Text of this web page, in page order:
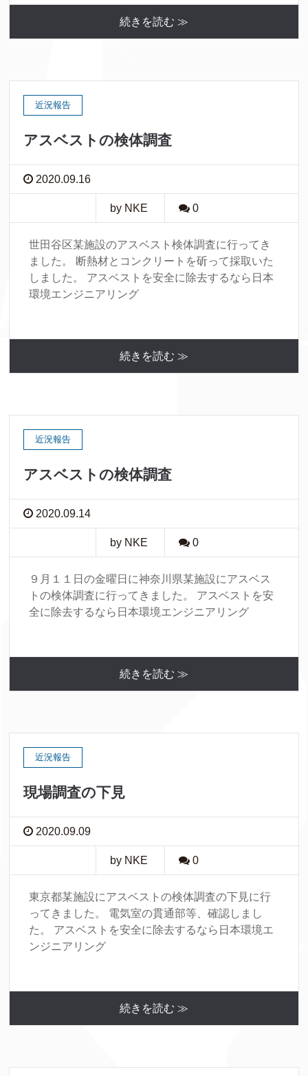
続きを読む ≫
近況報告
アスベストの検体調査
2020.09.16
by NKE 0
世田谷区某施設のアスベスト検体調査に行ってき
ました。 断熱材とコンクリートを斫って採取いた
しました。 アスベストを安全に除去するなら日本
環境エンジニアリング
続きを読む ≫
近況報告
アスベストの検体調査
2020.09.14
by NKE 0
９月１１日の金曜日に神奈川県某施設にアスベス
トの検体調査に行ってきました。 アスベストを安
全に除去するなら日本環境エンジニアリング
続きを読む ≫
近況報告
現場調査の下見
2020.09.09
by NKE 0
東京都某施設にアスベストの検体調査の下見に行
ってきました。 電気室の貫通部等、確認しまし
た。 アスベストを安全に除去するなら日本環境エ
ンジニアリング
続きを読む ≫